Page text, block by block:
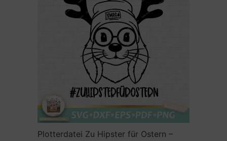
Plotterdatei Zu Hipster für Ostern –